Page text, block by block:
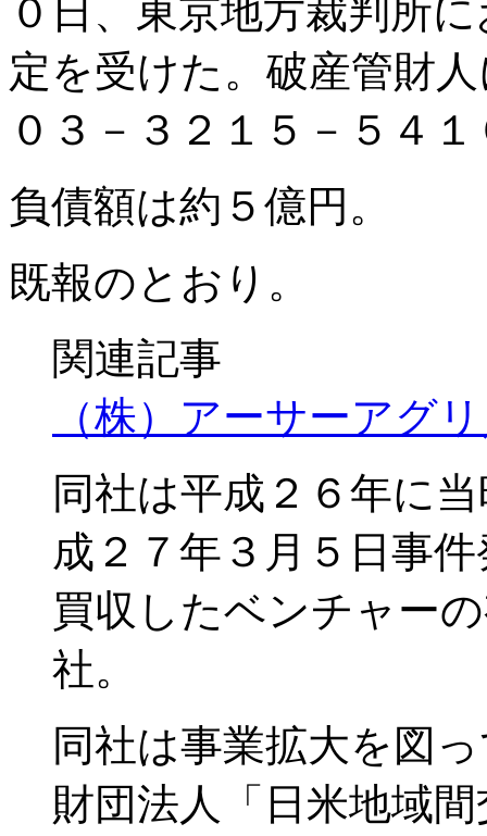
０日、東京地方裁判所
定を受けた。破産管財
０３－３２１５－５４
負債額は約５億円。
既報のとおり。
関連記事
（株）アーサーアグ
同社は平成２６年に
成２７年３月５日事
買収したベンチャー
社。
同社は事業拡大を図
財団法人「日米地域